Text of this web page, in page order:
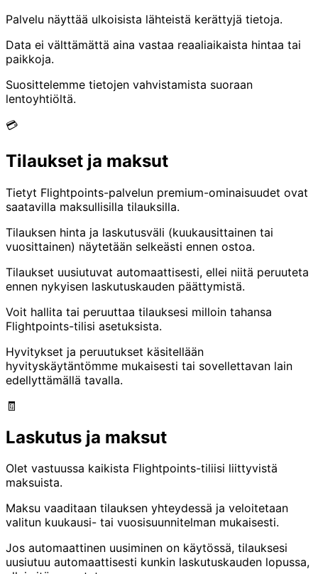
Palvelu näyttää ulkoisista lähteistä kerättyjä tietoja.
Data ei välttämättä aina vastaa reaaliaikaista hintaa tai
paikkoja.
Suosittelemme tietojen vahvistamista suoraan
lentoyhtiöltä.
💳
Tilaukset ja maksut
Tietyt Flightpoints-palvelun premium-ominaisuudet ovat
saatavilla maksullisilla tilauksilla.
Tilauksen hinta ja laskutusväli (kuukausittainen tai
vuosittainen) näytetään selkeästi ennen ostoa.
Tilaukset uusiutuvat automaattisesti, ellei niitä peruuteta
ennen nykyisen laskutuskauden päättymistä.
Voit hallita tai peruuttaa tilauksesi milloin tahansa
Flightpoints-tilisi asetuksista.
Hyvitykset ja peruutukset käsitellään
hyvityskäytäntömme mukaisesti tai sovellettavan lain
edellyttämällä tavalla.
🧾
Laskutus ja maksut
Olet vastuussa kaikista Flightpoints-tiliisi liittyvistä
maksuista.
Maksu vaaditaan tilauksen yhteydessä ja veloitetaan
valitun kuukausi- tai vuosisuunnitelman mukaisesti.
Jos automaattinen uusiminen on käytössä, tilauksesi
uusiutuu automaattisesti kunkin laskutuskauden lopussa,